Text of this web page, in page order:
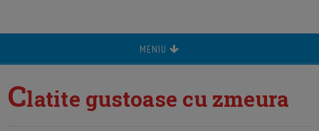
MENIU
Clatite gustoase cu zmeura